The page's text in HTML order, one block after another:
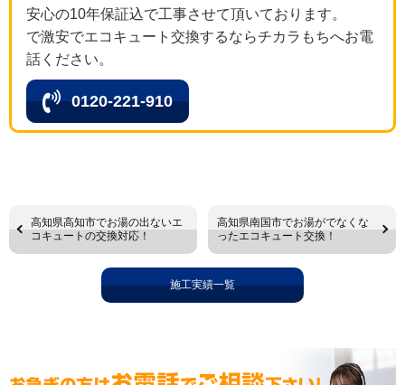
安心の10年保証込で工事させて頂いております。
で激安でエコキュート交換するならチカラもちへお電
話ください。
0120-221-910
高知県高知市でお湯の出ないエ
コキュートの交換対応！
高知県南国市でお湯がでなくな
ったエコキュート交換！
施工実績一覧